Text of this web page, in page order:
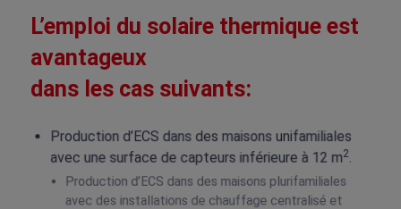
L’emploi du solaire thermique est
avantageux
dans les cas suivants:
Production d’ECS dans des maisons unifamiliales
avec une surface de capteurs inférieure à 12 m2.
Production d’ECS dans des maisons plurifamiliales
avec des installations de chauffage centralisé et